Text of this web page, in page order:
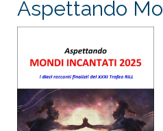
Aspettando